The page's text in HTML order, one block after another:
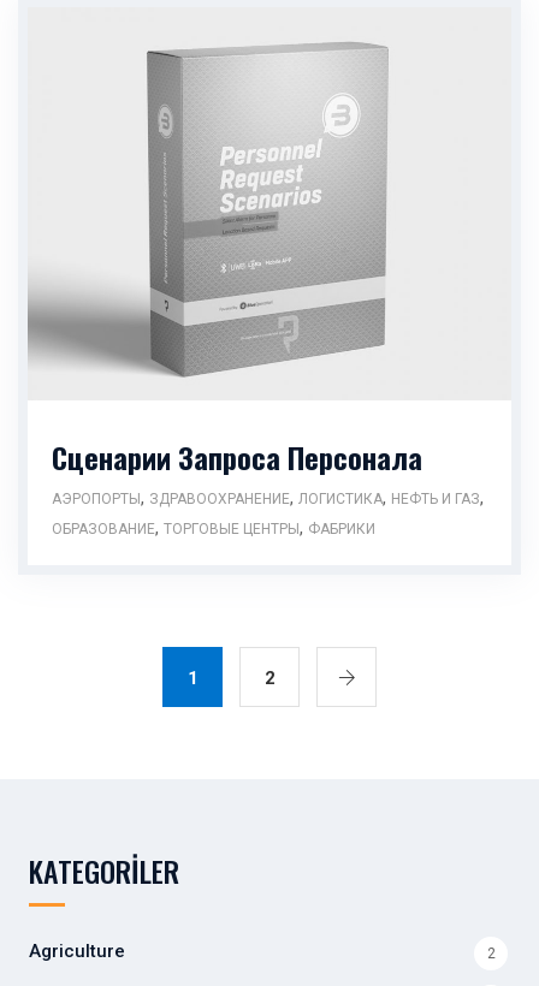
Сценарии Запроса Персонала
АЭРОПОРТЫ, ЗДРАВООХРАНЕНИЕ, ЛОГИСТИКА, НЕФТЬ И ГАЗ,
ОБРАЗОВАНИЕ, ТОРГОВЫЕ ЦЕНТРЫ, ФАБРИКИ
1 2
KATEGORILER
Agriculture 2